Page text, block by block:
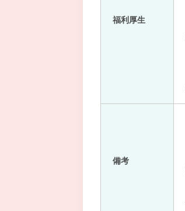
福利厚生
備考